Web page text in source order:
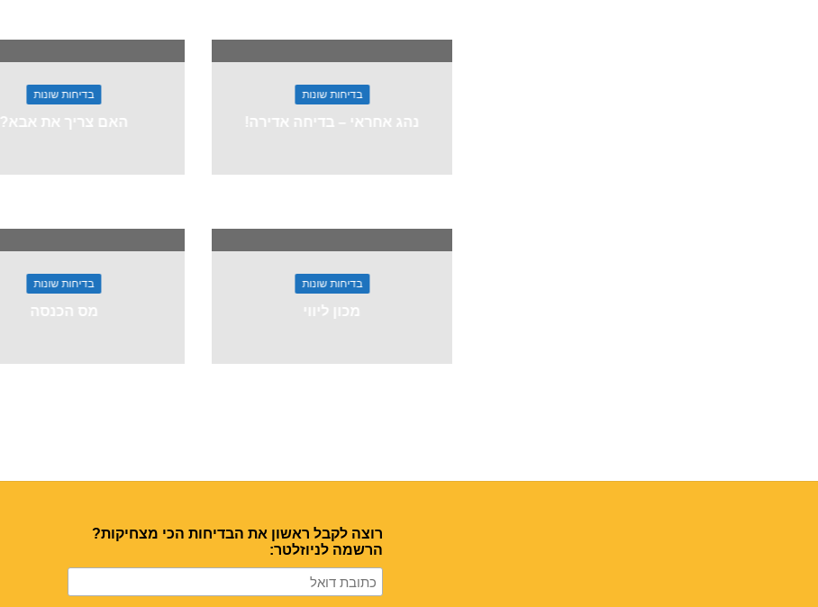
בדיחות שונות
נהג אחראי – בדיחה אדירה!
בדיחות שונות
האם צריך את אבא?
בדיחות שונות
מכון ליווי
בדיחות שונות
מס הכנסה
רוצה לקבל ראשון את הבדיחות הכי מצחיקות?
הרשמה לניוזלטר: